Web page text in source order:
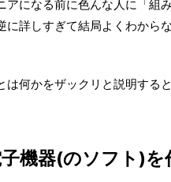
になる前に色んな人に「組
に詳しすぎて結局よくわから
何かをザックリと説明すると
機器(のソフト)を